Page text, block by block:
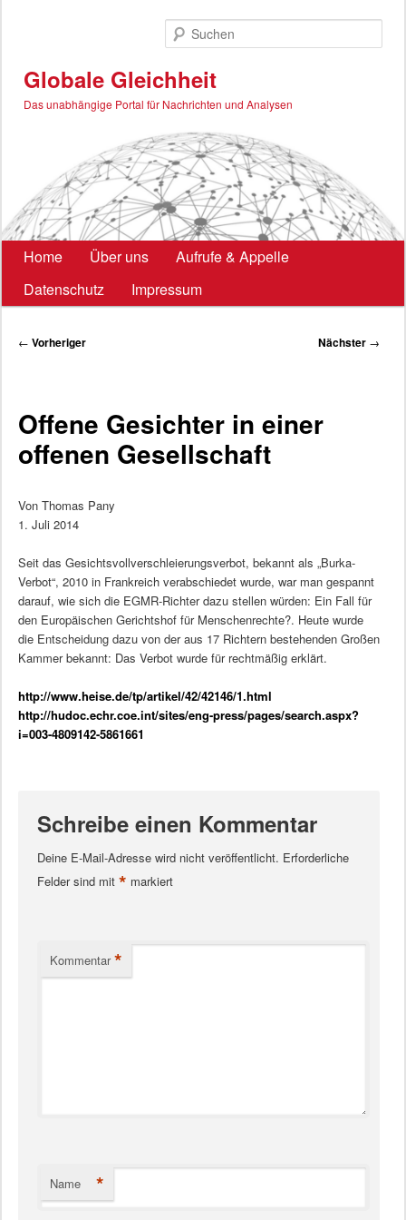
Globale Gleichheit
Das unabhängige Portal für Nachrichten und Analysen
Hauptmenü
Home Über uns
Aufrufe & Appelle
Datenschutz
Impressum
Beitragsnavigation
← Vorheriger Nächster →
Offene Gesichter in einer
offenen Gesellschaft
Von Thomas Pany
1. Juli 2014
Seit das Gesichtsvollverschleierungsverbot, bekannt als „Burka-
Verbot“, 2010 in Frankreich verabschiedet wurde, war man gespannt
darauf, wie sich die EGMR-Richter dazu stellen würden: Ein Fall für
den Europäischen Gerichtshof für Menschenrechte?. Heute wurde
die Entscheidung dazu von der aus 17 Richtern bestehenden Großen
Kammer bekannt: Das Verbot wurde für rechtmäßig erklärt.
http://www.heise.de/tp/artikel/42/42146/1.html
http://hudoc.echr.coe.int/sites/eng-press/pages/search.aspx?
i=003-4809142-5861661
Schreibe einen Kommentar
Deine E-Mail-Adresse wird nicht veröffentlicht. Erforderliche
Felder sind mit * markiert
Kommentar *
Name *